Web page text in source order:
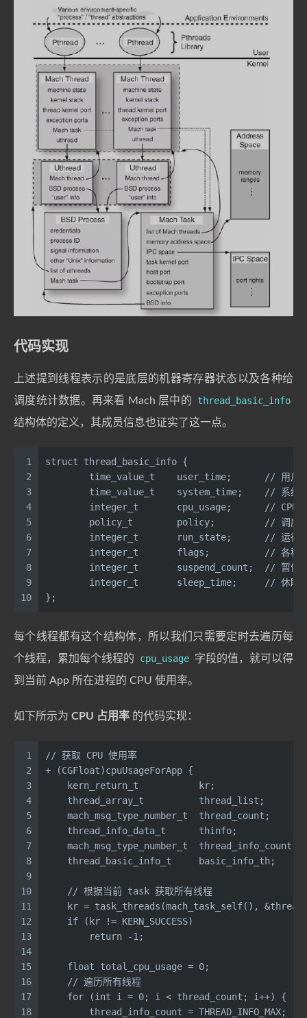
代码实现
上述提到线程表示的是底层的机器寄存器状态以及各种给
调度统计数据。再来看 Mach 层中的
thread_basic_info
结构体的定义，其成员信息也证实了这一点。
1
2
3
4
5
6
7
8
9
10
struct thread_basic_info {
time_value_t    user_time;      // 用户
time_value_t    system_time;    // 系统
integer_t       cpu_usage;      // CPU
policy_t        policy;         // 调度
integer_t       run_state;      // 运行
integer_t       flags;          // 各种
integer_t       suspend_count;  // 暂停
integer_t       sleep_time;     // 休眠
};
每个线程都有这个结构体，所以我们只需要定时去遍历每
个线程，累加每个线程的
cpu_usage 字段的值，就可以得
到当前 App 所在进程的 CPU 使用率。
如下所示为 CPU 占用率 的代码实现：
1
2
3
4
5
6
7
8
9
10
11
12
13
14
15
16
17
18
// 获取 CPU 使用率
+ (CGFloat)cpuUsageForApp {
    kern_return_t           kr;
    thread_array_t          thread_list;
    mach_msg_type_number_t  thread_count;
    thread_info_data_t      thinfo;
    mach_msg_type_number_t  thread_info_count;
    thread_basic_info_t     basic_info_th;
    // 根据当前 task 获取所有线程
kr = task_threads(mach_task_self(),
    if (kr != KERN_SUCCESS)
        return -1;
    float total_cpu_usage = 0;
    // 遍历所有线程
    for (int i = 0; i < thread_count; i++) {
        thread_info_count = THREAD_INFO_MAX;